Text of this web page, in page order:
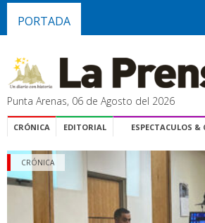
PORTADA
Punta Arenas, 06 de Agosto del 2026
CRÓNICA EDITORIAL ESPECTACULOS &
CRÓNICA